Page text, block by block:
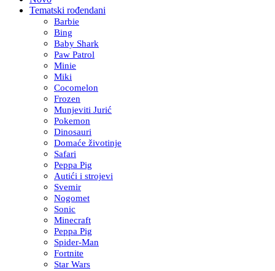
Tematski rođendani
Barbie
Bing
Baby Shark
Paw Patrol
Minie
Miki
Cocomelon
Frozen
Munjeviti Jurić
Pokemon
Dinosauri
Domaće životinje
Safari
Peppa Pig
Autići i strojevi
Svemir
Nogomet
Sonic
Minecraft
Peppa Pig
Spider-Man
Fortnite
Star Wars